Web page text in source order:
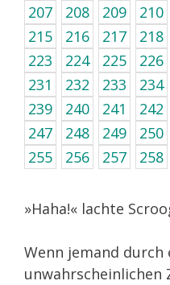
207
208 209 210
215
216 217 218
223
224 225 226
231
232 233 234
239
240 241 242
247
248 249 250
255
256 257 258
»Haha!« lachte
Wenn jemand durch
unwahrscheinlichen